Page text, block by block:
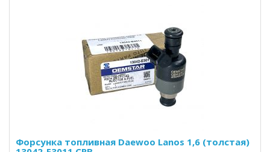
Форсунка топливная Daewoo Lanos 1,6 (толстая)